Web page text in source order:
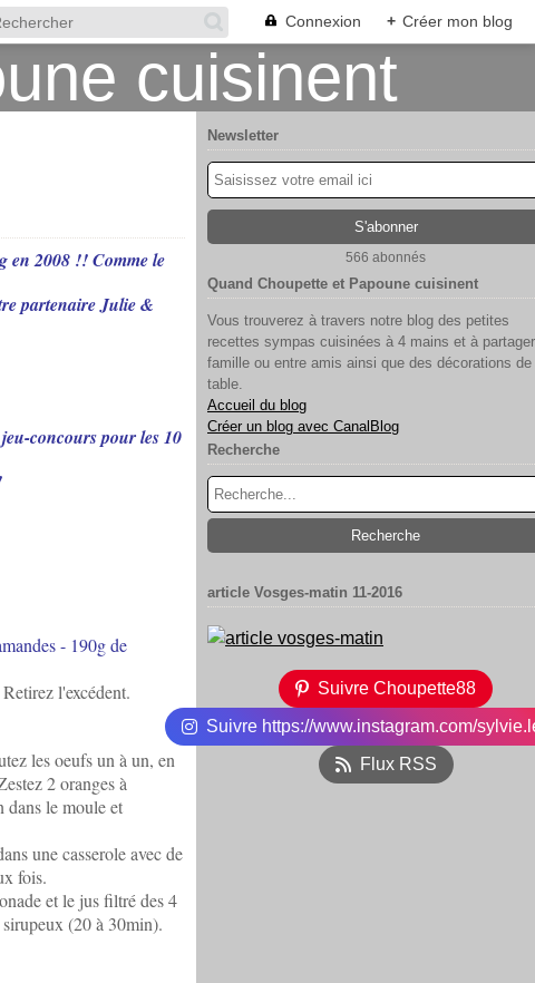
Connexion + Créer mon blog
en 2008 !! Comme le
partenaire Julie &
concours pour les 10
- 190g de
l'excédent.
les oeufs un à un, en
2 oranges à
dans le moule et
une casserole avec de
fois.
et le jus filtré des 4
(20 à 30min).
Newsletter
566 abonnés
Quand Choupette et Papoune cuisinent
Vous trouverez à travers notre blog des petites
recettes sympas cuisinées à 4 mains et à
famille ou entre amis ainsi que des décorations de
table.
Accueil du blog
Créer un blog avec CanalBlog
Recherche
article Vosges-matin 11-2016
Suivre Choupette88
Suivre https://www.instagram.com/
Flux RSS